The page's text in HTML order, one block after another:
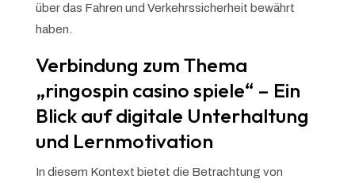
über das Fahren und Verkehrssicherheit bewährt
haben.
Verbindung zum Thema
„ringospin casino spiele“ – Ein
Blick auf digitale Unterhaltung
und Lernmotivation
In diesem Kontext bietet die Betrachtung von